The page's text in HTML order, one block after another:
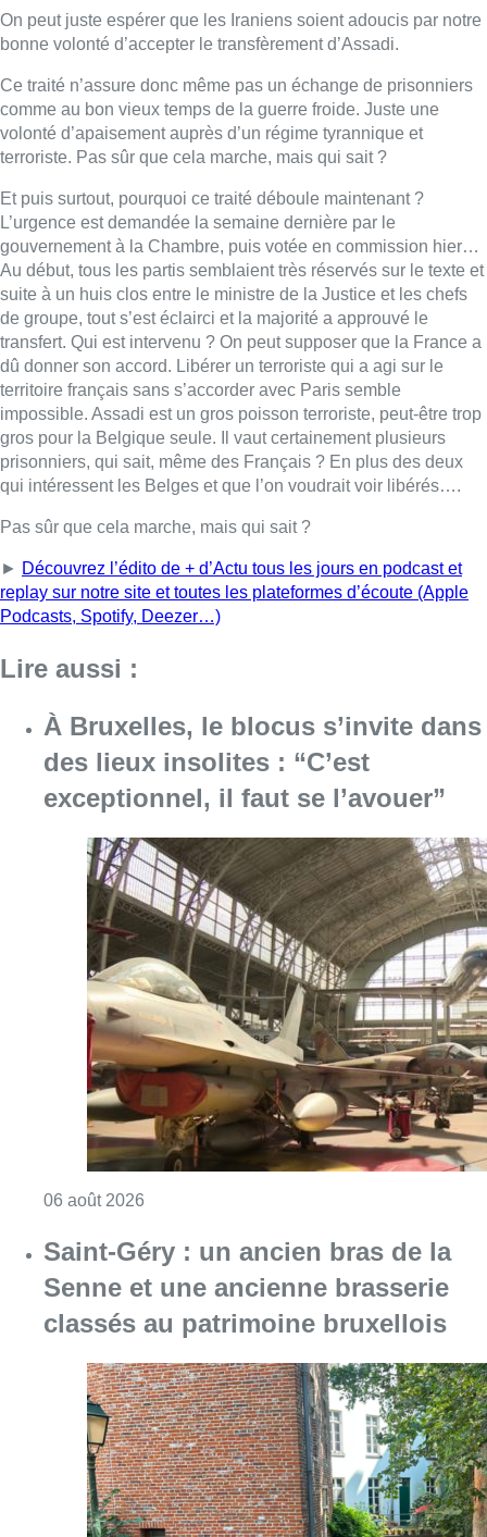
de groupe, tout s’est éclairci et la majorité a approuvé le
transfert. Qui est intervenu ? On peut supposer que la France a
dû donner son accord. Libérer un terroriste qui a agi sur le
territoire français sans s’accorder avec Paris semble
impossible. Assadi est un gros poisson terroriste, peut-être trop
gros pour la Belgique seule. Il vaut certainement plusieurs
prisonniers, qui sait, même des Français ? En plus des deux
qui intéressent les Belges et que l’on voudrait voir libérés….
Pas sûr que cela marche, mais qui sait ?
► Découvrez l’édito de + d’Actu tous les jours en podcast et
replay sur notre site et toutes les plateformes d’écoute (Apple
Podcasts, Spotify, Deezer…)
Lire aussi :
À Bruxelles, le blocus s’invite dans
des lieux insolites : “C’est
06 août 2026Consulter l'article "À Bruxelles, le blocus
Saint-Géry : un ancien bras de la
Senne et une ancienne brasserie
classés au patrimoine bruxellois
06 août 2026Consulter l'article "Saint-Géry : un ancien
La police lance un avis de
recherche après le viol d’une